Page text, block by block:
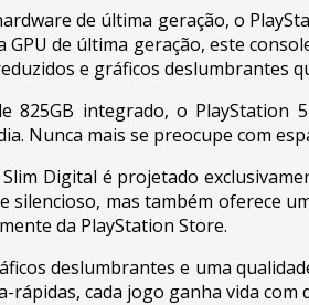
de última geração, o
GPU de última geração, este
e gráficos deslumbrantes
825GB integrado, o
Nunca mais se preocupe com
Digital é projetado
silencioso, mas também oferece
da PlayStation Store.
deslumbrantes e uma
rápidas, cada jogo ganha vida